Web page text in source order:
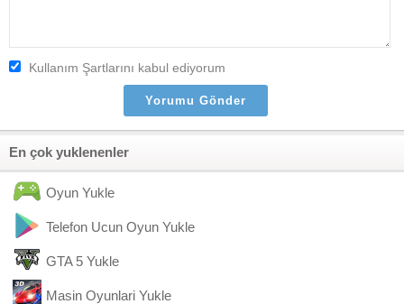
Kullanım Şartlarını kabul ediyorum
En çok yuklenenler
Oyun Yukle
Telefon Ucun Oyun Yukle
GTA 5 Yukle
Masin Oyunlari Yukle